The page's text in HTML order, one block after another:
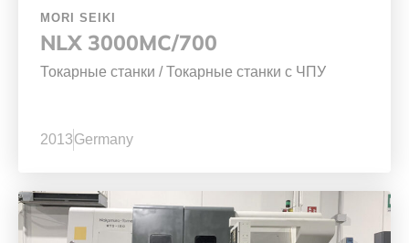
MORI SEIKI
NLX 3000MC/700
Токарные станки /Токарные станки с ЧПУ
2013Germany